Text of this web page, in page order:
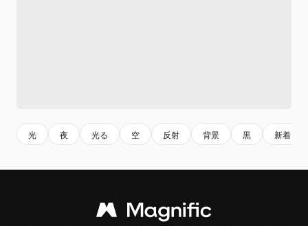
光 夜 光る 空 反射 背景 黒 新着